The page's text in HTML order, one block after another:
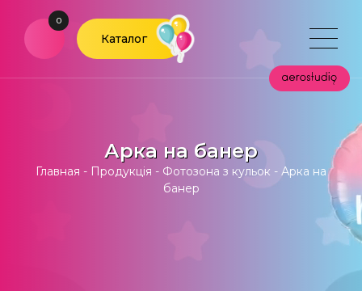
0
Каталог
Арка на банер
Главная - Продукція - Фотозона з кульок - Арка на
банер